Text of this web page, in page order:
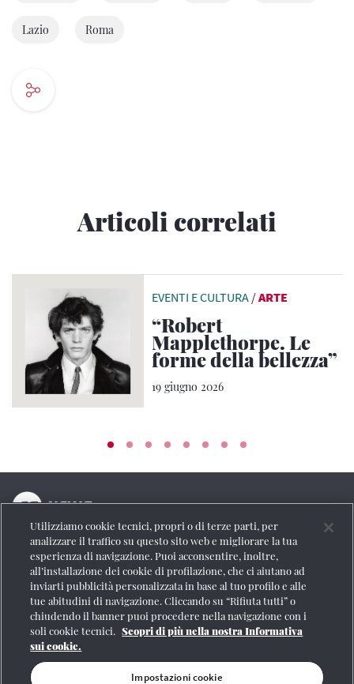
Lazio Roma
Articoli correlati
EVENTI E CULTURA /ARTE
“Robert
Mapplethorpe. Le
forme della bellezza”
19 giugno 2026
La testata online del Gruppo FS Italiane
Social
Se vuoi contattarci o avere altre informazioni
CONTATTI
Utilizziamo cookie tecnici, propri o di terze parti, per
analizzare il traffico su questo sito web e migliorare la tua
esperienza di navigazione. Puoi acconsentire, inoltre,
all’installazione dei cookie di profilazione, che ci aiutano ad
inviarti pubblicità personalizzata in base al tuo profilo e alle
tue abitudini di navigazione. Cliccando su “Rifiuta tutti” o
chiudendo il banner puoi procedere nella navigazione con i
soli cookie tecnici. Scopri di più nella nostra Informativa
sui cookie.
Impostazioni cookie